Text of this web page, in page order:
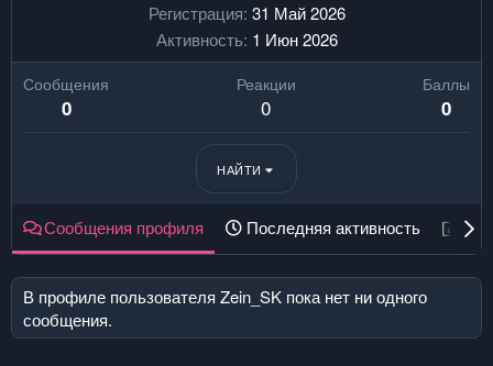
Регистрация 31 Май 2026
Активность 1 Июн 2026
Сообщения
0
Реакции
0
Баллы
0
НАЙТИ
Сообщения профиля Последняя активность
В профиле пользователя Zein_SK пока нет ни одного
сообщения.